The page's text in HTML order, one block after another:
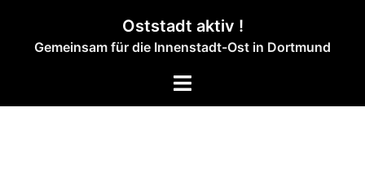
springen
Oststadt aktiv !
Gemeinsam für die Innenstadt-Ost in Dortmund
Menü